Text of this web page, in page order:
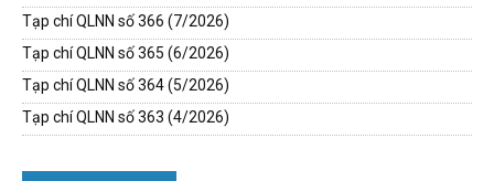
Tạp chí QLNN số 366 (7/2026)
Tạp chí QLNN số 365 (6/2026)
Tạp chí QLNN số 364 (5/2026)
Tạp chí QLNN số 363 (4/2026)